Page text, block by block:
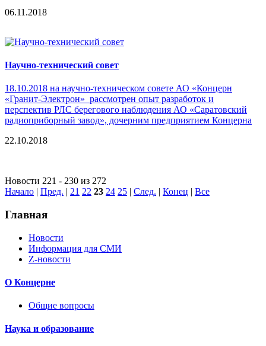
06.11.2018
Научно-технический совет
18.10.2018 на научно-техническом совете АО «Концерн
«Гранит-Электрон» рассмотрен опыт разработок и
перспектив РЛС берегового наблюдения АО «Саратовский
радиоприборный завод», дочерним предприятием Концерна
22.10.2018
Новости 221 - 230 из 272
Начало | Пред. | 21 22 23 24 25 | След. | Конец | Все
Главная
Новости
Информация для СМИ
Z-новости
О Концерне
Общие вопросы
Наука и образование